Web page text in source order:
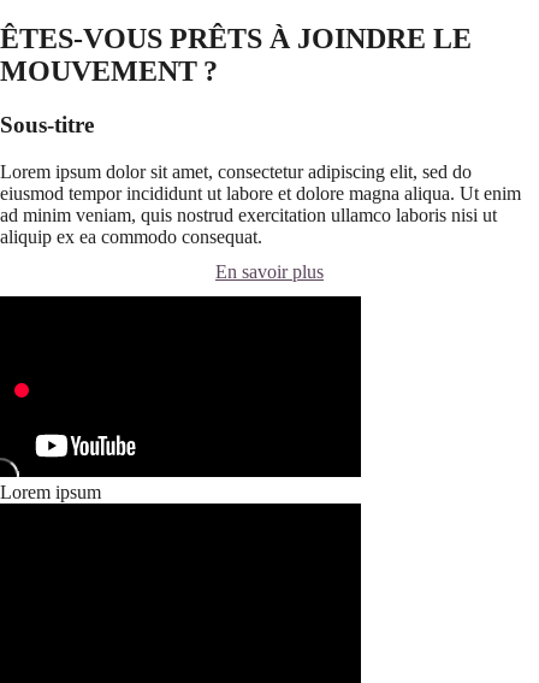
ÊTES-VOUS PRÊTS À JOINDRE LE
MOUVEMENT ?
Sous-titre
Lorem ipsum dolor sit amet, consectetur adipiscing elit, sed do
eiusmod tempor incididunt ut labore et dolore magna aliqua. Ut enim
ad minim veniam, quis nostrud exercitation ullamco laboris nisi ut
aliquip ex ea commodo consequat.
En savoir plus
Lorem ipsum